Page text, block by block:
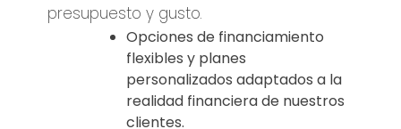
presupuesto y gusto.
Opciones de financiamiento
flexibles y planes
personalizados adaptados a la
realidad financiera de nuestros
clientes.